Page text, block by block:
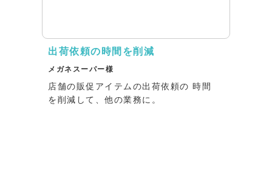
出荷依頼の時間を削減
メガネスーパー様
店舗の販促アイテムの出荷依頼の 時間
を削減して、他の業務に。